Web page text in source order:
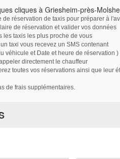
cliques à Griesheim-près-
de réservation de taxis pour préparer à
de réservation et valider vos données
taxis les plus proche de vous
taxi vous recevez un SMS contenant
et Date et heure de réservation )
directement le chauffeur
toutes vos réservations ainsi que leur
de frais supplémentaires.